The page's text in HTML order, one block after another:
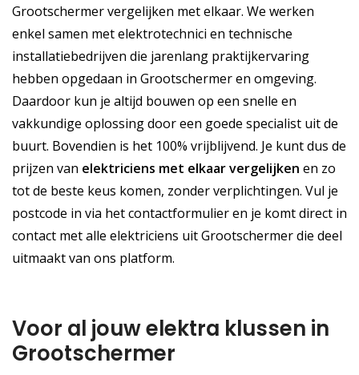
Grootschermer vergelijken met elkaar. We werken
enkel samen met elektrotechnici en technische
installatiebedrijven die jarenlang praktijkervaring
hebben opgedaan in Grootschermer en omgeving.
Daardoor kun je altijd bouwen op een snelle en
vakkundige oplossing door een goede specialist uit de
buurt. Bovendien is het 100% vrijblijvend. Je kunt dus de
prijzen van elektriciens met elkaar vergelijken en zo
tot de beste keus komen, zonder verplichtingen. Vul je
postcode in via het contactformulier en je komt direct in
contact met alle elektriciens uit Grootschermer die deel
uitmaakt van ons platform.
Voor al jouw elektra klussen in
Grootschermer